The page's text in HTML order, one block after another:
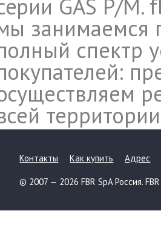
GAS P/M.
занимаемся
спектр
Контакты Как купить Адрес
© 2007 — 2026 FBR SpA Россия.